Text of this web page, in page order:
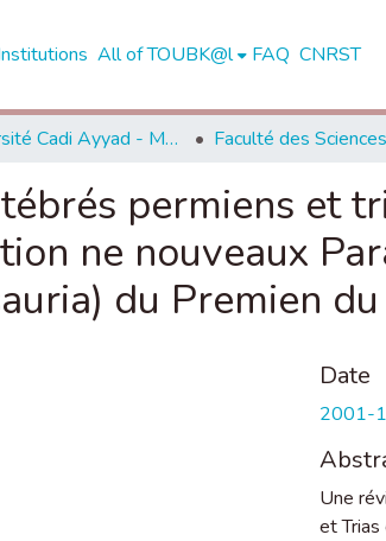
All of TOUBK@l FAQ CNRST
Université Cadi Ayyad - Marrakech
permiens et
ne nouveaux
du Premien
Date
2001-
Une
et Trias